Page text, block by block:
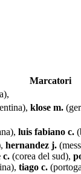
Marcatori
klose m.
luis fabiano c.
hernandez j.
c. (corea del sud),
tiago c.